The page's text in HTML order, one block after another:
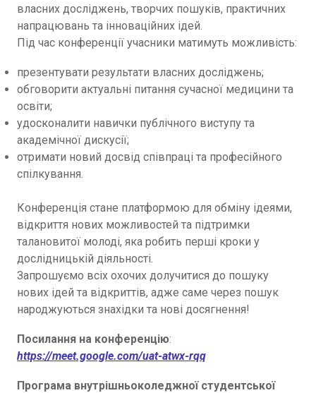
власних досліджень, творчих пошуків, практичних
напрацювань та інноваційних ідей.
Під час конференції учасники матимуть можливість:
презентувати результати власних досліджень;
обговорити актуальні питання сучасної медицини та
освіти;
удосконалити навички публічного виступу та
академічної дискусії;
отримати новий досвід співпраці та професійного
спілкування.
Конференція стане платформою для обміну ідеями,
відкриття нових можливостей та підтримки
талановитої молоді, яка робить перші кроки у
дослідницькій діяльності.
Запрошуємо всіх охочих долучитися до пошуку
нових ідей та відкриттів, адже саме через пошук
народжуються знахідки та нові досягнення!
Посилання на конференцію:
https://meet.google.com/uat-atwx-rqq
Програма внутрішньоколеджної студентської